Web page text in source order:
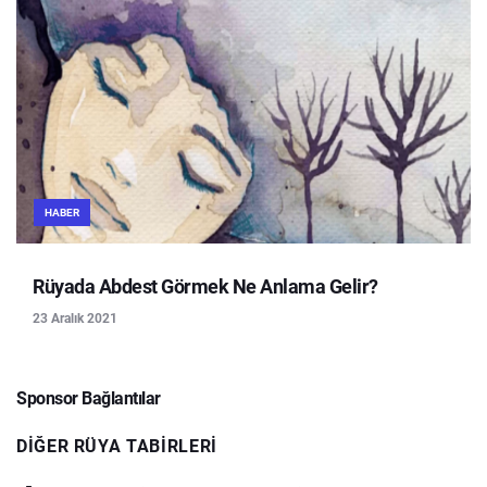
HABER
Rüyada Abdest Görmek Ne Anlama Gelir?
23 Aralık 2021
Sponsor Bağlantılar
DIĞER RÜYA TABIRLERI